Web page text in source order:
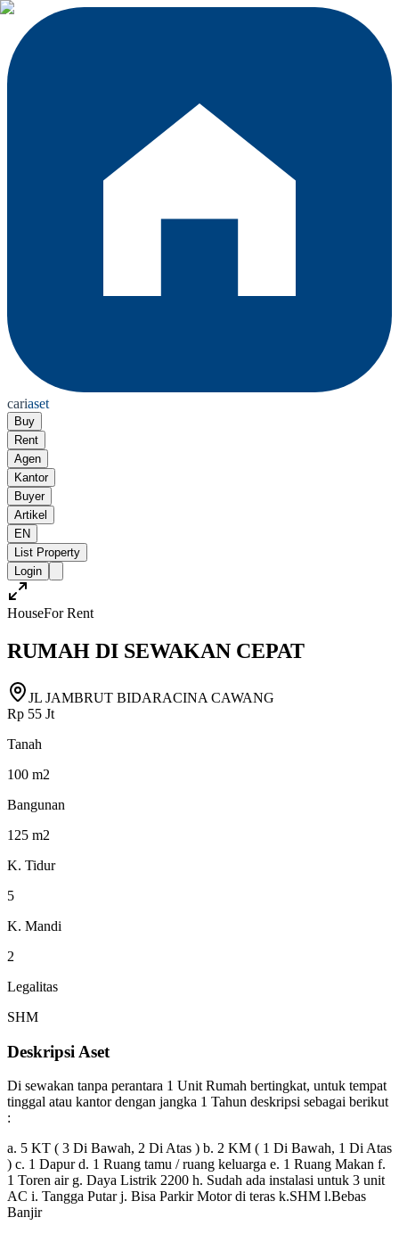
cariaset
Buy
Rent
Agen
Kantor
Buyer
Artikel
EN
List Property
Login
HouseFor Rent
RUMAH DI SEWAKAN CEPAT
JL JAMBRUT BIDARACINA CAWANG
Rp 55 Jt
Tanah
100 m2
Bangunan
125 m2
K. Tidur
5
K. Mandi
2
Legalitas
SHM
Deskripsi Aset
Di sewakan tanpa perantara 1 Unit Rumah bertingkat, untuk tempat
tinggal atau kantor dengan jangka 1 Tahun deskripsi sebagai berikut
:
a. 5 KT ( 3 Di Bawah, 2 Di Atas ) b. 2 KM ( 1 Di Bawah, 1 Di Atas
) c. 1 Dapur d. 1 Ruang tamu / ruang keluarga e. 1 Ruang Makan f.
1 Toren air g. Daya Listrik 2200 h. Sudah ada instalasi untuk 3 unit
AC i. Tangga Putar j. Bisa Parkir Motor di teras k.SHM l.Bebas
Banjir